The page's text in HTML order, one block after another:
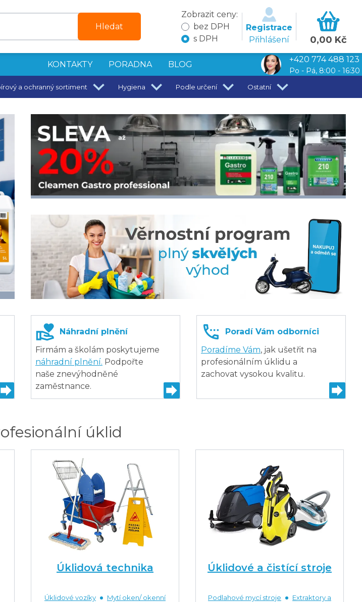
Hledat
Zobrazit ceny:
bez DPH
s DPH
Registrace
Přihlášení
0,00 Kč
KONTAKTY PORADNA BLOG
+420 774 488 123
Po - Pá, 8:00 - 16:30
a ochranný sortiment Hygiena Podle určení Ostatní
úklid
Úklidová technika
Úklidové vozíky
Mytí oken/ okenní
Úklidové a čistící stroje
Podlahové mycí stroje
Extraktory a
Náhradní plnění
Firmám a školám poskytujeme
náhradní plnění. Podpořte
naše znevýhodněné
zaměstnance.
Poradí Vám odborníci
Poradíme Vám, jak ušetřit na
profesionálním úklidu a
zachovat vysokou kvalitu.